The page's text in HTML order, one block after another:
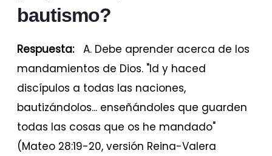
bautismo?
Respuesta:
A. Debe aprender acerca de los
mandamientos de Dios. "Id y haced
discípulos a todas las naciones,
bautizándolos... enseñándoles que guarden
todas las cosas que os he mandado"
(Mateo 28:19-20, versión Reina-Valera